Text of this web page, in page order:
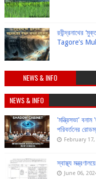
রবীন্দ্রনাথের
Tagore's
NEWS & INFO
NEWS & INFO
'মন্ত্রিসভা' বনাম
পরিবর্তনের
February
স্বাস্থ্য
June 06,